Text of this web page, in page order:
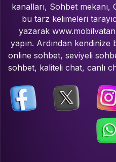
kanalları, Sohbet mekanı,
bu tarz kelimeleri
yazarak
yapın. Ardından
online sohbet, seviyeli
sohbet, kaliteli chat, canlı